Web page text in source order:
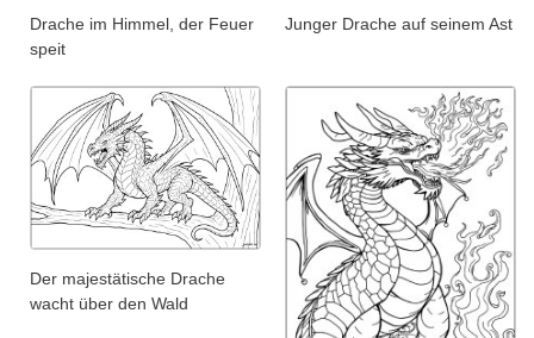
Drache im Himmel, der Feuer
speit
Junger Drache auf seinem Ast
Der majestätische Drache
wacht über den Wald